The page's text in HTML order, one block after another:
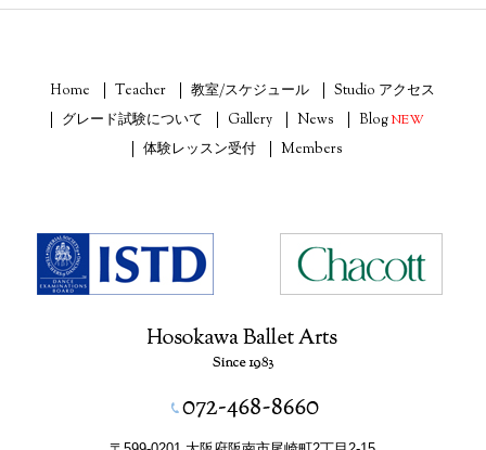
Home Teacher 教室/スケジュール
Studio アクセス
グレード試験について
Gallery News BlogNEW
体験レッスン受付
Members